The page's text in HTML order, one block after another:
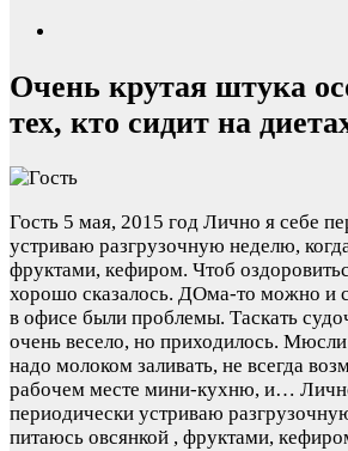
Очень крутая штука
тех, кто сидит на
Гость 5 мая, 2015 год Лично я себе
устриваю разгрузочную неделю,
фруктами, кефиром. Чтоб
хорошо сказалось. ДОма-то можно и
в офисе были проблемы. Таскать
очень весело, но приходилось.
надо молоком заливать, не всегда
рабочем месте мини-кухню, и…
периодически устриваю
питаюсь овсянкой , фруктами,